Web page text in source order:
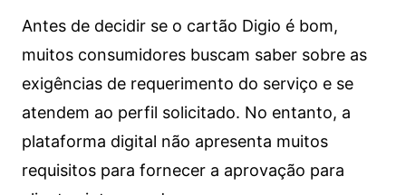
Antes de decidir se o cartão Digio é bom,
muitos consumidores buscam saber sobre as
exigências de requerimento do serviço e se
atendem ao perfil solicitado. No entanto, a
plataforma digital não apresenta muitos
requisitos para fornecer a aprovação para